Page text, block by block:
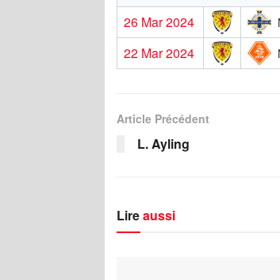
26 Mar 2024
22 Mar 2024
Article Précédent
L. Ayling
Lireaussi